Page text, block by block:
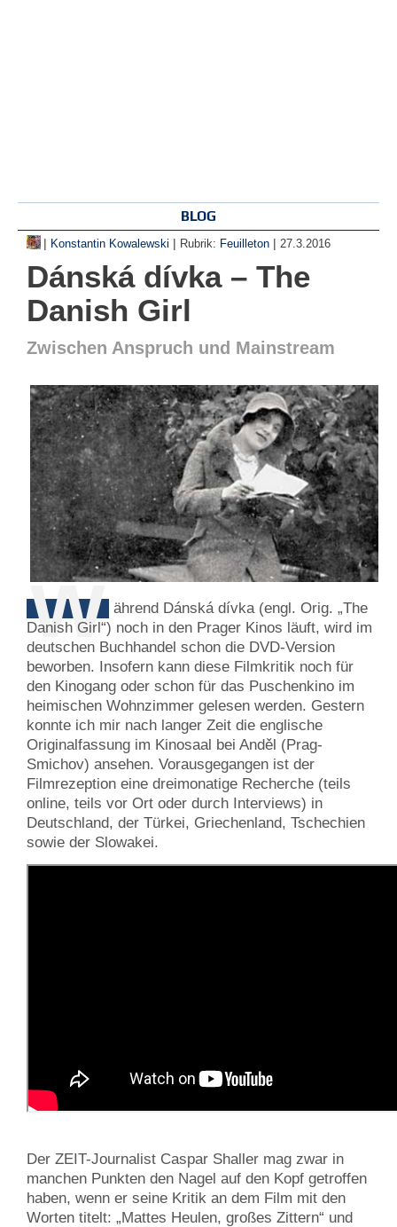
BLOG
| Konstantin Kowalewski | Rubrik: Feuilleton | 27.3.2016
Dánská dívka – The
Danish Girl
Zwischen Anspruch und Mainstream
W ährend Dánská dívka (engl. Orig. „The
Danish Girl“) noch in den Prager Kinos läuft, wird im
deutschen Buchhandel schon die DVD-Version
beworben. Insofern kann diese Filmkritik noch für
den Kinogang oder schon für das Puschenkino im
heimischen Wohnzimmer gelesen werden. Gestern
konnte ich mir nach langer Zeit die englische
Originalfassung im Kinosaal bei Anděl (Prag-
Smichov) ansehen. Vorausgegangen ist der
Filmrezeption eine dreimonatige Recherche (teils
online, teils vor Ort oder durch Interviews) in
Deutschland, der Türkei, Griechenland, Tschechien
sowie der Slowakei.
Der ZEIT-Journalist Caspar Shaller mag zwar in
manchen Punkten den Nagel auf den Kopf getroffen
haben, wenn er seine Kritik an dem Film mit den
Worten titelt: „Mattes Heulen, großes Zittern“ und